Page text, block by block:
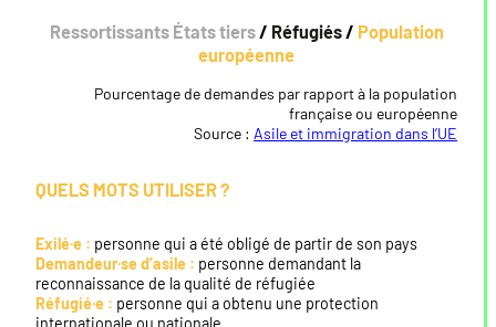
Ressortissants États tiers/ Réfugiés/ Population
européenne
Pourcentage de demandes par rapport à la population
française ou européenne
Source : Asile et immigration dans l’UE
QUELS MOTS UTILISER ?
Exilé·e : personne qui a été obligé de partir de son pays
Demandeur·se d’asile : personne demandant la
reconnaissance de la qualité de réfugiée
Réfugié·e : personne qui a obtenu une protection